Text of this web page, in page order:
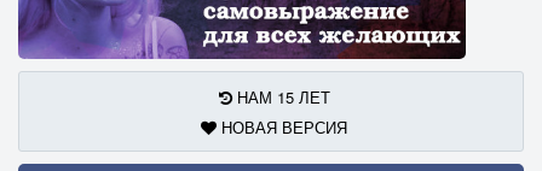
НАМ 15 ЛЕТ
НОВАЯ ВЕРСИЯ